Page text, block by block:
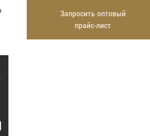
Запросить оптовый
прайс-лист